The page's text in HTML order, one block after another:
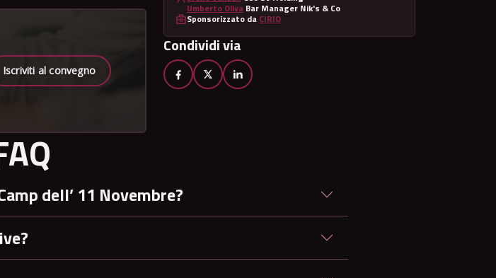
Iscriviti al convegno
Umberto Oliva Bar Manager Nik's & Co
Sponsorizzato da CIRIO
Condividi via
dell’ 11 Novembre?